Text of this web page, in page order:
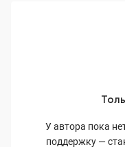
У автора пока
поддержку —